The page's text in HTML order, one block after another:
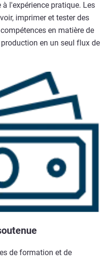
l'expérience pratique. Les
imprimer et tester des
en matière de
en un seul flux de
de formation et de